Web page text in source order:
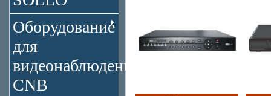
Оборудование
для
видеонаблюдения
CNB